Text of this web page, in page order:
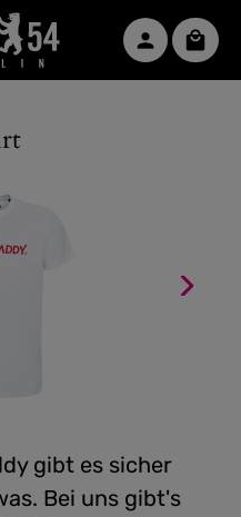
gibt es sicher
Bei uns gibt's